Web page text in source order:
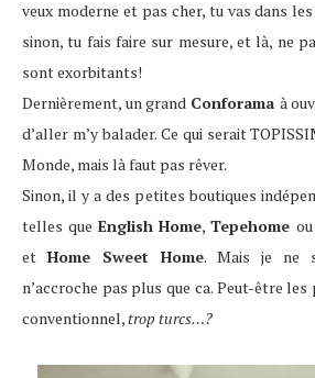
veux moderne et pas cher, tu vas dans les
sinon, tu fais faire sur mesure, et là, ne
sont exorbitants!
Dernièrement, un grand Conforama à
d’aller m’y balader. Ce qui serait
Monde, mais là faut pas rêver.
Sinon, il y a des petites boutiques
telles que English Home, Tepehome
et Home Sweet Home. Mais je ne
n’accroche pas plus que ca. Peut-être
conventionnel,trop turcs…?